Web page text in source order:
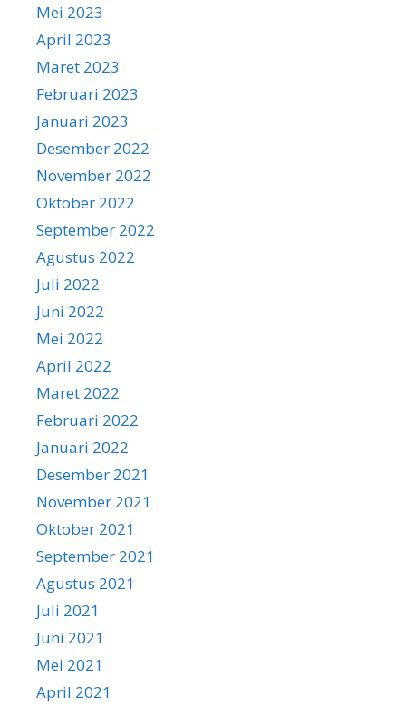
Mei 2023
April 2023
Maret 2023
Februari 2023
Januari 2023
Desember 2022
November 2022
Oktober 2022
September 2022
Agustus 2022
Juli 2022
Juni 2022
Mei 2022
April 2022
Maret 2022
Februari 2022
Januari 2022
Desember 2021
November 2021
Oktober 2021
September 2021
Agustus 2021
Juli 2021
Juni 2021
Mei 2021
April 2021